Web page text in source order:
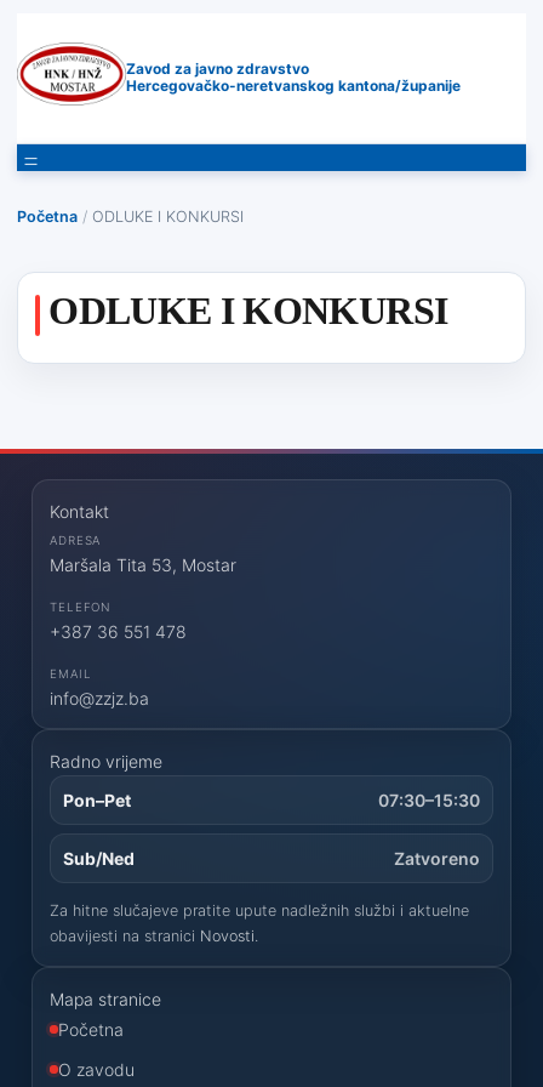
Zavod za javno zdravstvo
Hercegovačko-neretvanskog kantona/županije
Početna / ODLUKE I KONKURSI
ODLUKE I KONKURSI
Kontakt
ADRESA
Maršala Tita 53, Mostar
TELEFON
+387 36 551 478
EMAIL
info@zzjz.ba
Radno vrijeme
Pon–Pet
07:30–15:30
Sub/Ned Zatvoreno
Za hitne slučajeve pratite upute nadležnih službi i aktuelne
obavijesti na stranici Novosti
Mapa stranice
Početna
O zavodu